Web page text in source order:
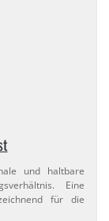
und haltbare
Eine
für die